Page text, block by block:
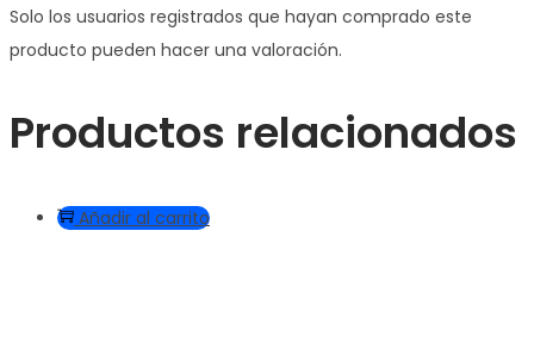
Solo los usuarios registrados que hayan comprado este
producto pueden hacer una valoración.
Productos relacionados
Añadir al carrito